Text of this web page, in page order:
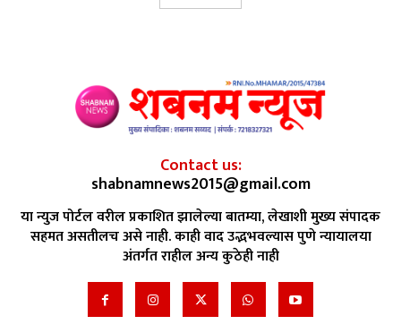
Contact us:
shabnamnews2015@gmail.com
या न्युज पोर्टल वरील प्रकाशित झालेल्या बातम्या, लेखाशी मुख्य संपादक
सहमत असतीलच असे नाही. काही वाद उद्भभवल्यास पुणे न्यायालया
अंतर्गत राहील अन्य कुठेही नाही